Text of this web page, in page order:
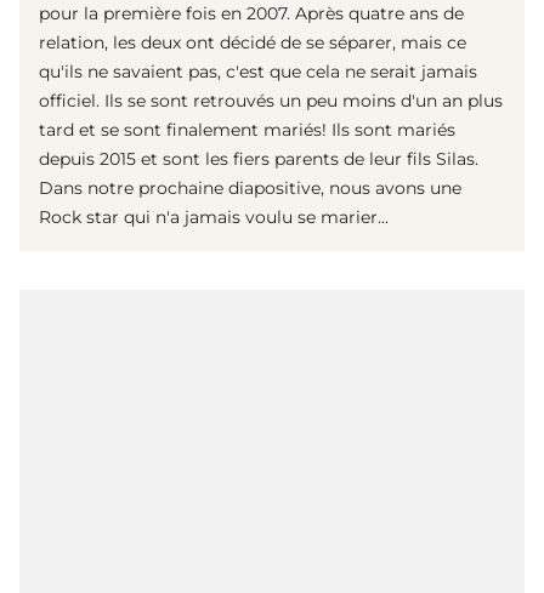
pour la première fois en 2007. Après quatre ans de
relation, les deux ont décidé de se séparer, mais ce
qu'ils ne savaient pas, c'est que cela ne serait jamais
officiel. Ils se sont retrouvés un peu moins d'un an plus
tard et se sont finalement mariés! Ils sont mariés
depuis 2015 et sont les fiers parents de leur fils Silas.
Dans notre prochaine diapositive, nous avons une
Rock star qui n'a jamais voulu se marier...